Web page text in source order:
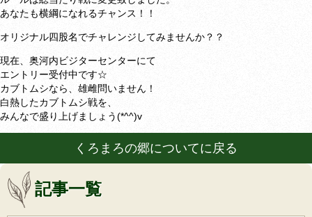
あなたも横綱になれるチャンス！！
オリジナル四股名でチャレンジしてみませんか？？
現在、奥河内ビジターセンターにて
エントリー受付中です☆
カブトムシなら、雄雌問いません！
白熱したカブトムシ戦を、
みんなで盛り上げましょう(*^^)v
くろまろの郷についてに戻る
記事一覧